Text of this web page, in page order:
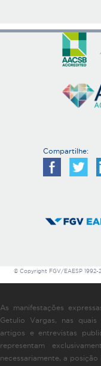
Compartilhe:
© Copyright FGV/EAESP 1992-
As manifestações
Getulio Vargas, nas
artigos e entrevistas
representam
necessariamente, a